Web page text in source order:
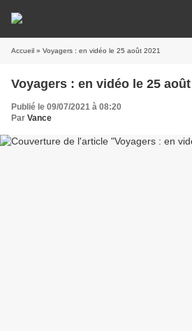
Accueil » Voyagers : en vidéo le 25 août 2021
Voyagers : en vidéo le 25 août
Publié le 09/07/2021 à 08:20
Par Vance